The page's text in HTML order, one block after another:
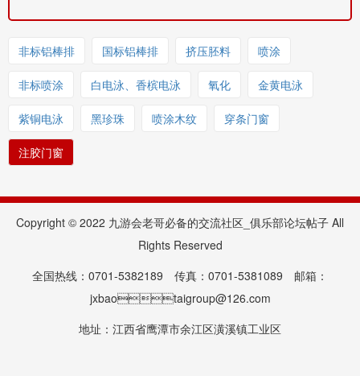
非标铝棒排 国标铝棒排 挤压胚料 喷涂
非标喷涂 白电泳、香槟电泳 氧化 金黄电泳
紫铜电泳 黑珍珠 喷涂木纹 穿条门窗
注胶门窗
Copyright © 2022 九游会老哥必备的交流社区_俱乐部论坛帖子 All
Rights Reserved
全国热线：0701-5382189 传真：0701-5381089 邮箱：
jxbaotaigroup@126.com
地址：江西省鹰潭市余江区潢溪镇工业区